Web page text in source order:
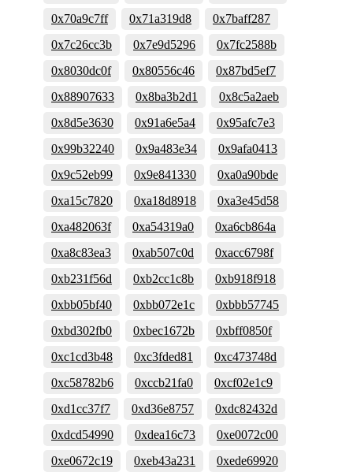
0x70a9c7ff
0x71a319d8
0x7baff287
0x7c26cc3b
0x7e9d5296
0x7fc2588b
0x8030dc0f
0x80556c46
0x87bd5ef7
0x88907633
0x8ba3b2d1
0x8c5a2aeb
0x8d5e3630
0x91a6e5a4
0x95afc7e3
0x99b32240
0x9a483e34
0x9afa0413
0x9c52eb99
0x9e841330
0xa0a90bde
0xa15c7820
0xa18d8918
0xa3e45d58
0xa482063f
0xa54319a0
0xa6cb864a
0xa8c83ea3
0xab507c0d
0xacc6798f
0xb231f56d
0xb2cc1c8b
0xb918f918
0xbb05bf40
0xbb072e1c
0xbbb57745
0xbd302fb0
0xbec1672b
0xbff0850f
0xc1cd3b48
0xc3fded81
0xc473748d
0xc58782b6
0xccb21fa0
0xcf02e1c9
0xd1cc37f7
0xd36e8757
0xdc82432d
0xdcd54990
0xdea16c73
0xe0072c00
0xe0672c19
0xeb43a231
0xede69920